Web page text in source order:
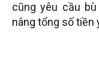
cũng yêu cầu
nâng tổng số tiền